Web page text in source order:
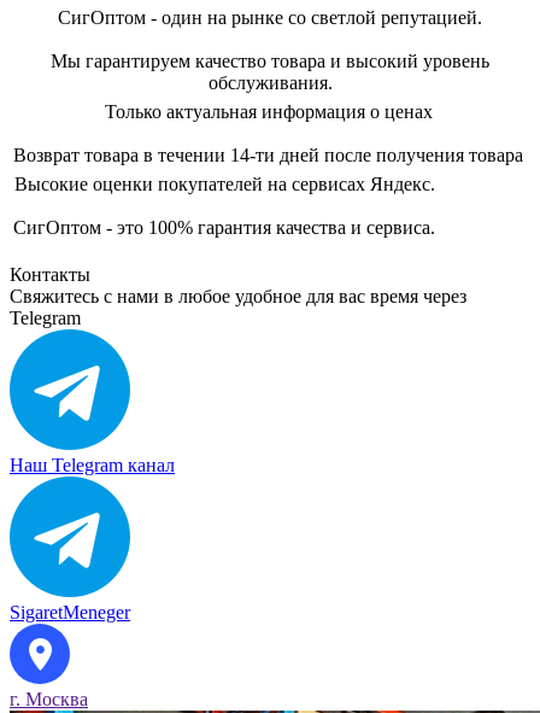
СигОптом - один на рынке со светлой репутацией.
Мы гарантируем качество товара и высокий уровень
обслуживания.
Только актуальная информация о ценах
Возврат товара в течении 14-ти дней после получения товара
Высокие оценки покупателей на сервисах Яндекс.
СигОптом - это 100% гарантия качества и сервиса.
Контакты
Свяжитесь с нами в любое удобное для вас время через
Telegram
Наш Telegram канал
SigaretMeneger
г. Москва